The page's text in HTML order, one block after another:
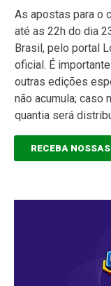
As apostas para o
até as 22h do dia
Brasil, pelo portal
oficial. É
outras edições
não acumula; caso
quantia será
RECEBA